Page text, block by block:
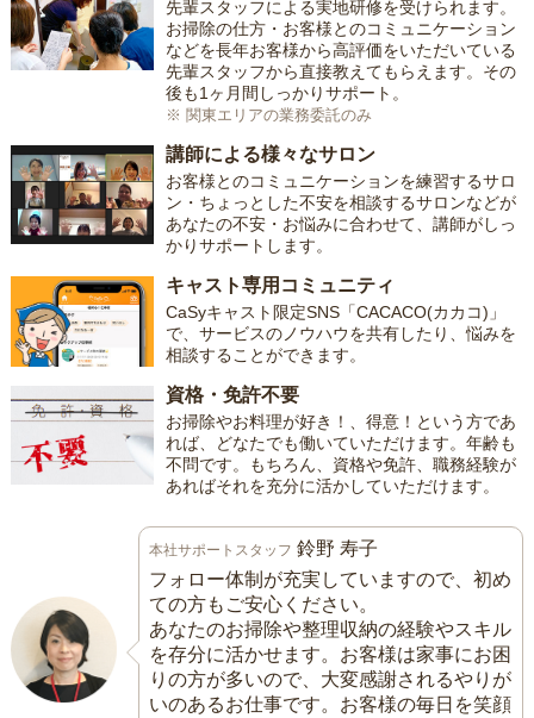
先輩スタッフによる実地研修を受けられます。
お掃除の仕方・お客様とのコミュニケーション
などを長年お客様から高評価をいただいている
先輩スタッフから直接教えてもらえます。その
後も1ヶ月間しっかりサポート。
※ 関東エリアの業務委託のみ
講師による様々なサロン
お客様とのコミュニケーションを練習するサロ
ン・ちょっとした不安を相談するサロンなどが
あなたの不安・お悩みに合わせて、講師がしっ
かりサポートします。
キャスト専用コミュニティ
CaSyキャスト限定SNS「CACACO(カカコ)」
で、サービスのノウハウを共有したり、悩みを
相談することができます。
資格・免許不要
お掃除やお料理が好き！、得意！という方であ
れば、どなたでも働いていただけます。年齢も
不問です。もちろん、資格や免許、職務経験が
あればそれを充分に活かしていただけます。
本社サポートスタッフ 鈴野 寿子
フォロー体制が充実していますので、初め
ての方もご安心ください。
あなたのお掃除や整理収納の経験やスキル
を存分に活かせます。お客様は家事にお困
りの方が多いので、大変感謝されるやりが
いのあるお仕事です。お客様の毎日を笑顔